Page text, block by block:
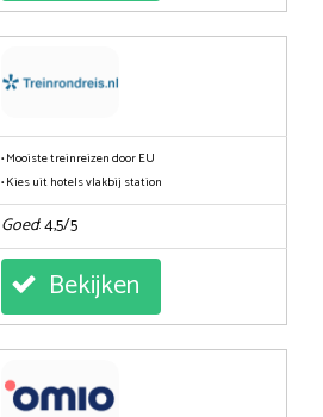
• Mooiste treinreizen door EU
• Kies uit hotels vlakbij station
Goed: 4,5/5
Bekijken